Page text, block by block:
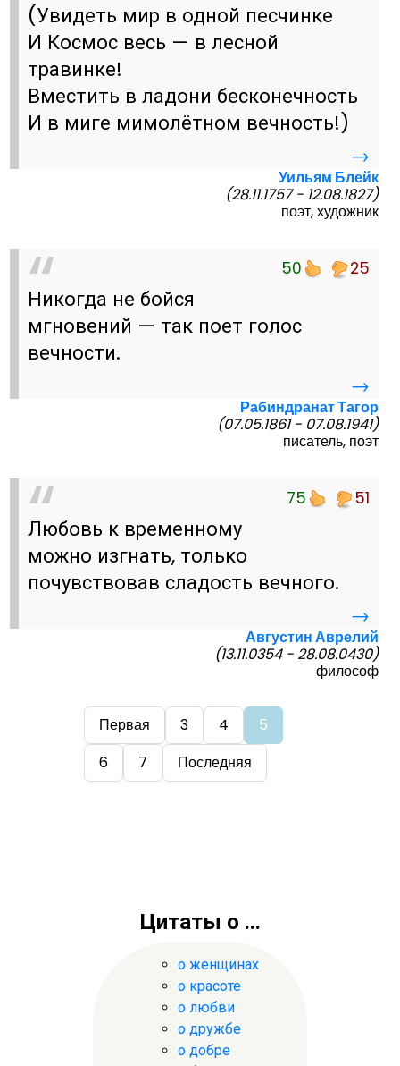
(Увидеть мир в одной песчинке
И Космос весь — в лесной
травинке!
Вместить в ладони бесконечность
И в миге мимолётном вечность!)
→
Уильям Блейк
(28.11.1757 - 12.08.1827)
поэт, художник
50 25
Никогда не бойся
мгновений — так поет голос
вечности.
→
Рабиндранат Тагор
(07.05.1861 - 07.08.1941)
писатель, поэт
75 51
Любовь к временному
можно изгнать, только
почувствовав сладость вечного.
→
Августин Аврелий
(13.11.0354 - 28.08.0430)
философ
Первая 3 4
5
6
7 Последняя
Цитаты о ...
о женщинах
о красоте
о любви
о дружбе
о добре